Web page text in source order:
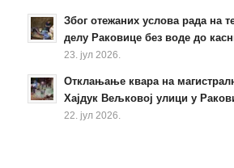
Због отежаних услова рада на
делу Раковице без воде до
23. јул 2026.
Отклањање квара на
Хајдук Вељковој улици у
22. јул 2026.